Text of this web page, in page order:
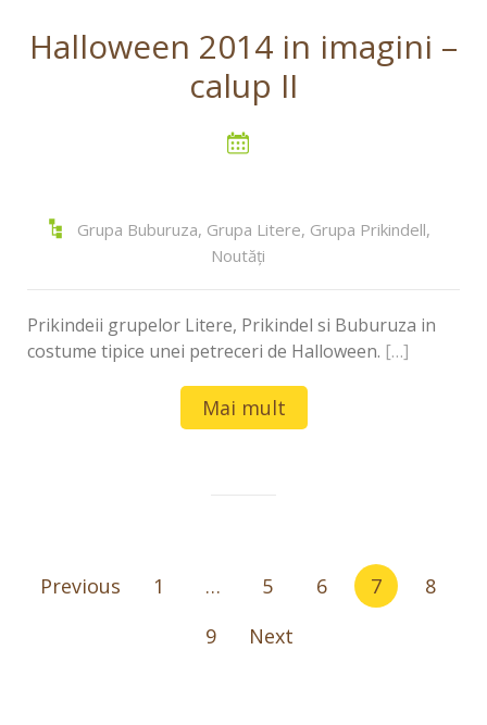
Halloween 2014 in imagini –
calup II
Grupa Buburuza, Grupa Litere, Grupa Prikindell,
Noutăți
Prikindeii grupelor Litere, Prikindel si Buburuza in
costume tipice unei petreceri de Halloween. […]
Mai mult
articole
Previous 1 … 5 6 7
8
9
Next